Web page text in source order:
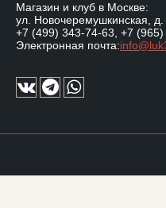
Магазин и клуб в Москве:
ул. Новочеремушкинская,
+7 (499) 343-74-63 +7
Электронная почта: